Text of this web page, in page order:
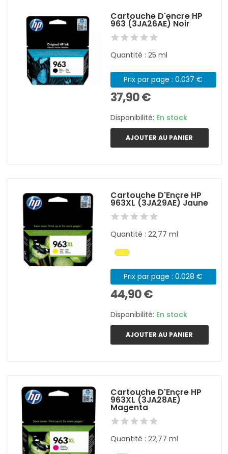
Cartouche D'encre HP
963 (3JA26AE) Noir
Quantité : 25 ml
Prix par page : 0.037 €
37,90 €
Disponibilité: En stock
AJOUTER AU PANIER
Cartouche D'Encre HP
963XL (3JA29AE) Jaune
Quantité : 22,77 ml
Prix par page : 0.028 €
44,90 €
Disponibilité: En stock
AJOUTER AU PANIER
Cartouche D'Encre HP
963XL (3JA28AE)
Magenta
Quantité : 22,77 ml